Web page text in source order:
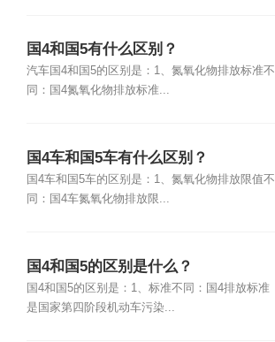
国4和国5有什么区别？
汽车国4和国5的区别是：1、氮氧化物排放标准不
同：国4氮氧化物排放标准...
国4车和国5车有什么区别？
国4车和国5车的区别是：1、氮氧化物排放限值不
同：国4车氮氧化物排放限...
国4和国5的区别是什么？
国4和国5的区别是：1、标准不同：国4排放标准
是国家第四阶段机动车污染...